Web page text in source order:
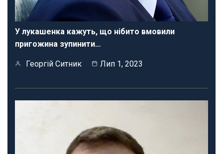
У лукашенка кажуть, що нібито вмовили
пригожина зупинити…
Георгій Ситник Лип 1, 2023